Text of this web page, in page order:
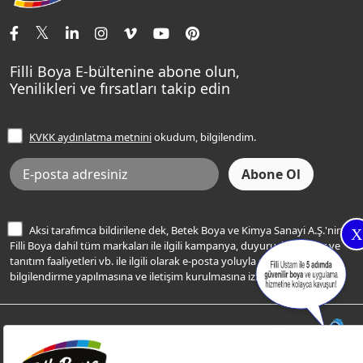
X
Tavan Boyaları
Ev Bakım ve Hobi Boyaları
Yatak Odası Renkleri
Sentomaxx Sentetik Boya
Sentomaxx İpeksi Mat
Momento Life
Şampanya Rengi
Açık Mavi Rengi
Frezya Rengi
İletişim Bilgilerimiz
Renk Danışma
Filli Ustam
Sıkça Sorulan Sorular
Ücretsiz Yalıtım Keşif Hizmeti
Bilgi Toplumu Hizmetleri
İnternet Sitesi Kullanım Koşulları
KVKK Talep Formu
KVKK Aydınlatma Metni
Filli Boya E-bültenine abone olun,
Yenilikleri ve fırsatları takip edin
KVKK aydınlatma metniniokudum, bilgilendim.
Aksi tarafımca bildirilene dek, Betek Boya ve Kimya Sanayi A.Ş.'nin
Filli Boya dahil tüm markaları ile ilgili kampanya, duyuru, hizmetler ve
tanıtım faaliyetleri vb. ile ilgili olarak e-posta yoluyla şahsıma
bilgilendirme yapılmasına ve iletişim kurulmasına izin veriyorum.